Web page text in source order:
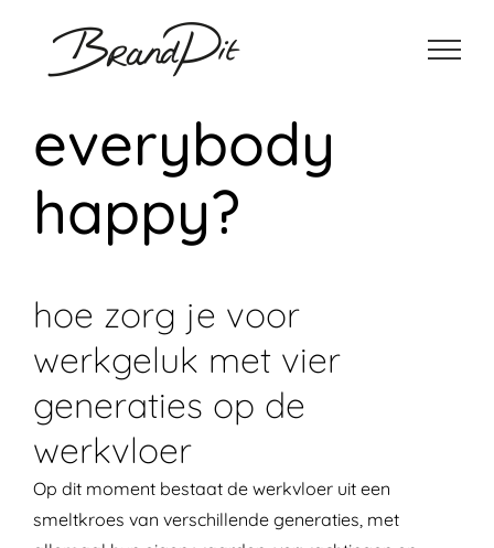
inhoud
everybody
happy?
hoe zorg je voor
werkgeluk met vier
generaties op de
werkvloer
Op dit moment bestaat de werkvloer uit een
smeltkroes van verschillende generaties, met